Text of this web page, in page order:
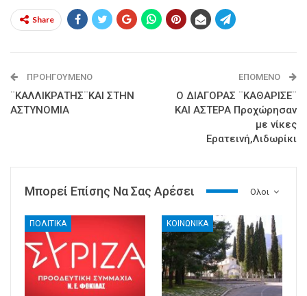
Share
ΠΡΟΗΓΟΎΜΕΝΟ
¨ΚΑΛΛΙΚΡΑΤΗΣ¨ΚΑΙ ΣΤΗΝ
ΑΣΤΥΝΟΜΙΑ
ΕΠΌΜΕΝΟ
Ο ΔΙΑΓΟΡΑΣ ¨ΚΑΘΑΡΙΣΕ¨
ΚΑΙ ΑΣΤΕΡΑ Προχώρησαν
με νίκες
Ερατεινή,Λιδωρίκι
Ολοι
Μπορεί Επίσης Να Σας Αρέσει
ΠΟΛΙΤΙΚΑ ΚΟΙΝΩΝΙΚΑ